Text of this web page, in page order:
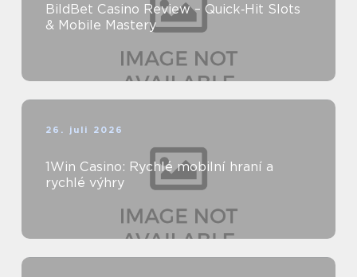
BildBet Casino Review – Quick‑Hit Slots
& Mobile Mastery
26. juli 2026
1Win Casino: Rychlé mobilní hraní a
rychlé výhry